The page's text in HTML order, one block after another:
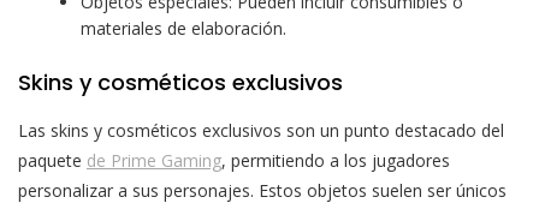
materiales de elaboración.
Skins y cosméticos exclusivos
Las skins y cosméticos exclusivos son un punto destacado del
paquete de Prime Gaming, permitiendo a los jugadores
personalizar a sus personajes. Estos objetos suelen ser únicos